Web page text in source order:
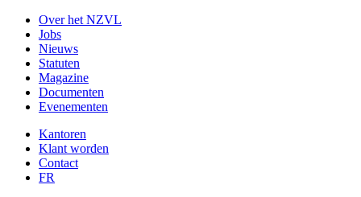
Over het NZVL
Jobs
Nieuws
Statuten
Magazine
Documenten
Evenementen
Kantoren
Klant worden
Contact
FR